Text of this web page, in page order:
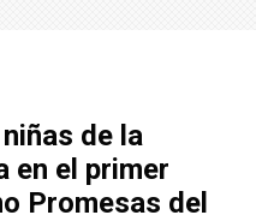
de la
en el primer
Promesas del